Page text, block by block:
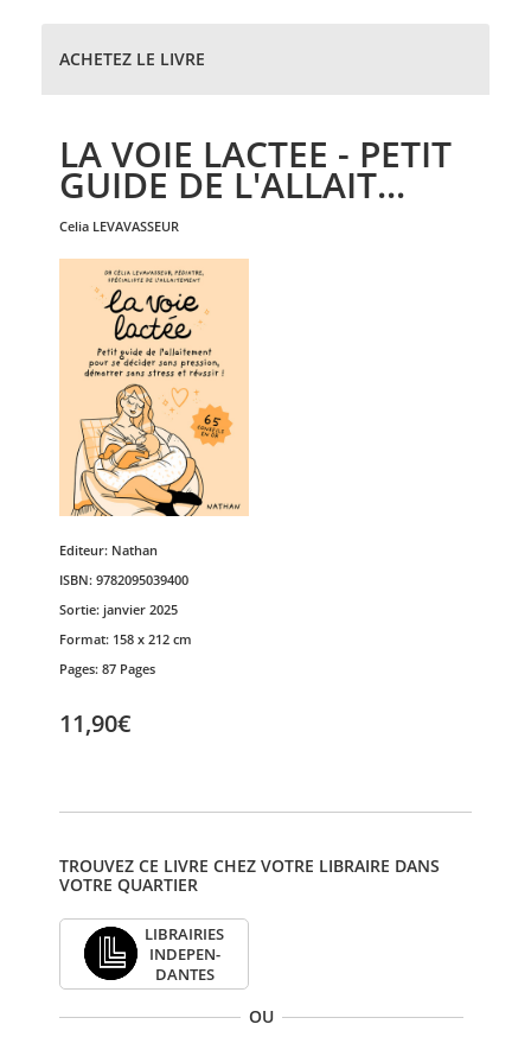
ACHETEZ LE LIVRE
LA VOIE LACTEE - PETIT
GUIDE DE L'ALLAIT...
celia LEVAVASSEUR
Editeur: Nathan
ISBN: 9782095039400
Sortie: janvier 2025
Format: 158 x 212 cm
Pages: 87 Pages
11,90€
TROUVEZ CE LIVRE CHEZ VOTRE LIBRAIRE DANS
VOTRE QUARTIER
LIBRAI­RIES
INDE­PEN­
DANTES
OU